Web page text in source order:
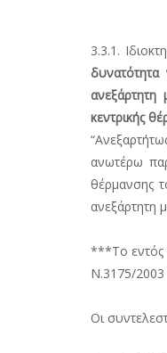
3.3.1.
ανεξάρτητη
κεντρικής
ανωτέρω
θέρμανσης
ανεξάρτητη
***Το εντός
Ν.3175/
Οι